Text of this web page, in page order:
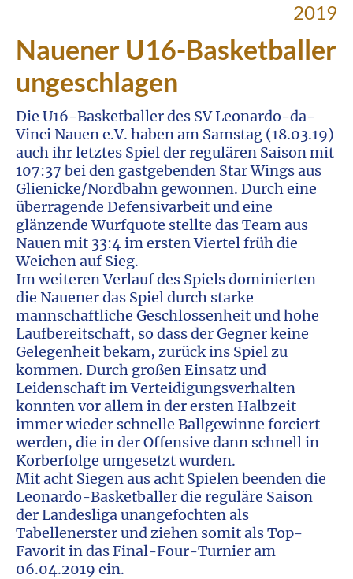
2019
Nauener U16-Basketballer
ungeschlagen
Die U16-Basketballer des SV Leonardo-da-
Vinci Nauen e.V. haben am Samstag (18.03.19)
auch ihr letztes Spiel der regulären Saison mit
107:37 bei den gastgebenden Star Wings aus
Glienicke/Nordbahn gewonnen. Durch eine
überragende Defensivarbeit und eine
glänzende Wurfquote stellte das Team aus
Nauen mit 33:4 im ersten Viertel früh die
Weichen auf Sieg.
Im weiteren Verlauf des Spiels dominierten
die Nauener das Spiel durch starke
mannschaftliche Geschlossenheit und hohe
Laufbereitschaft, so dass der Gegner keine
Gelegenheit bekam, zurück ins Spiel zu
kommen. Durch großen Einsatz und
Leidenschaft im Verteidigungsverhalten
konnten vor allem in der ersten Halbzeit
immer wieder schnelle Ballgewinne forciert
werden, die in der Offensive dann schnell in
Korberfolge umgesetzt wurden.
Mit acht Siegen aus acht Spielen beenden die
Leonardo-Basketballer die reguläre Saison
der Landesliga unangefochten als
Tabellenerster und ziehen somit als Top-
Favorit in das Final-Four-Turnier am
06.04.2019 ein.